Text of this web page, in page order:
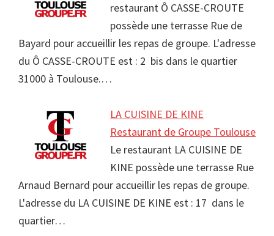
restaurant Ô CASSE-CROUTE
possède une terrasse Rue de
Bayard pour accueillir les repas de groupe. L'adresse
du Ô CASSE-CROUTE est : 2 bis dans le quartier
31000 à Toulouse.…
LA CUISINE DE KINE
Restaurant de Groupe Toulouse
Le restaurant LA CUISINE DE
KINE possède une terrasse Rue
Arnaud Bernard pour accueillir les repas de groupe.
L'adresse du LA CUISINE DE KINE est : 17 dans le
quartier…